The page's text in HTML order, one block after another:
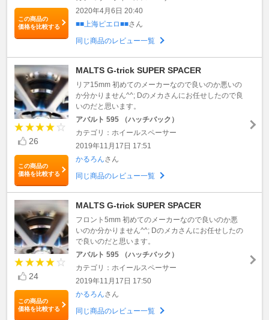
この商品の
価格を比較する
2020年4月6日 20:40
■■上海ピエロ■■さん
同じ商品のレビュー一覧
26
この商品の
価格を比較する
MALTS G-trick SUPER SPACER
リア15mm 初めてのメーカーなので良いのか悪いの
か分かりません^^; Dのメカさんにお任せしたので良
いのだと思います。
アバルト 595 （ハッチバック）
カテゴリ：ホイールスペーサー
2019年11月17日 17:51
かるろんさん
同じ商品のレビュー一覧
24
この商品の
価格を比較する
MALTS G-trick SUPER SPACER
フロント5mm 初めてのメーカーなので良いのか悪
いのか分かりません^^; Dのメカさんにお任せしたの
で良いのだと思います。
アバルト 595 （ハッチバック）
カテゴリ：ホイールスペーサー
2019年11月17日 17:50
かるろんさん
同じ商品のレビュー一覧